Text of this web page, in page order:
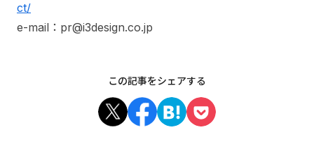
ct/
e-mail：pr@i3design.co.jp
この記事をシェアする